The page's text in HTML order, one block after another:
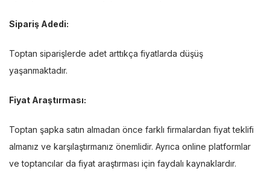
Sipariş Adedi:
Toptan siparişlerde adet arttıkça fiyatlarda düşüş
yaşanmaktadır.
Fiyat Araştırması:
Toptan şapka satın almadan önce farklı firmalardan fiyat teklifi
almanız ve karşılaştırmanız önemlidir. Ayrıca online platformlar
ve toptancılar da fiyat araştırması için faydalı kaynaklardır.